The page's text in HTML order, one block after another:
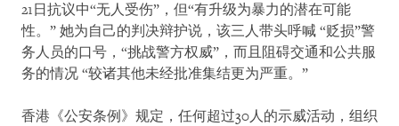
21日抗议中“无人受伤”，但“有升级为暴力的潜在可能
性。” 她为自己的判决辩护说，该三人带头呼喊 “贬损”警
务人员的口号，“挑战警方权威”，而且阻碍交通和公共服
务的情况 “较诸其他未经批准集结更为严重。”
香港《公安条例》规定，任何超过30人的示威活动，组织